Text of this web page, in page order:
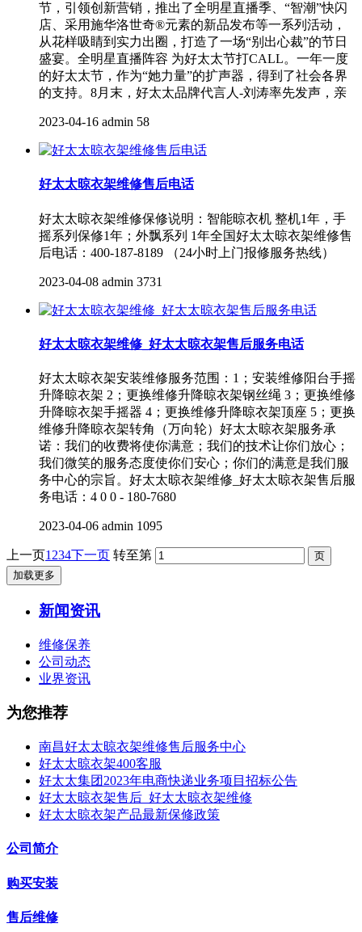
节，引领创新营销，推出了全明星直播季、“智潮”快闪
店、采用施华洛世奇®元素的新品发布等一系列活动，
从花样吸睛到实力出圈，打造了一场“别出心裁”的节日
盛宴。全明星直播阵容 为好太太节打CALL。一年一度
的好太太节，作为“她力量”的扩声器，得到了社会各界
的支持。8月末，好太太品牌代言人-刘涛率先发声，亲
2023-04-16 admin 58
好太太晾衣架维修售后电话
好太太晾衣架维修保修说明：智能晾衣机 整机1年，手
摇系列保修1年；外飘系列 1年全国好太太晾衣架维修售
后电话：400-187-8189 （24小时上门报修服务热线）
2023-04-08 admin 3731
好太太晾衣架维修_好太太晾衣架售后服务电话
好太太晾衣架安装维修服务范围：1；安装维修阳台手摇
升降晾衣架 2；更换维修升降晾衣架钢丝绳 3；更换维修
升降晾衣架手摇器 4；更换维修升降晾衣架顶座 5；更换
维修升降晾衣架转角（万向轮）好太太晾衣架服务承
诺：我们的收费将使你满意；我们的技术让你们放心；
我们微笑的服务态度使你们安心；你们的满意是我们服
务中心的宗旨。好太太晾衣架维修_好太太晾衣架售后服
务电话：4 0 0 - 180-7680
2023-04-06 admin 1095
上一页1 234下一页 转至第
加载更多
新闻资讯
维修保养
公司动态
业界资讯
为您推荐
南昌好太太晾衣架维修售后服务中心
好太太晾衣架400客服
好太太集团2023年电商快递业务项目招标公告
好太太晾衣架售后_好太太晾衣架维修
好太太晾衣架产品最新保修政策
公司简介
购买安装
售后维修